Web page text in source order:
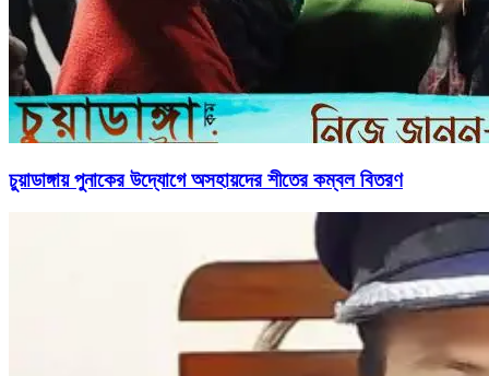
চুয়াডাঙ্গায় পুনাকের উদ্যোগে অসহায়দের শীতের কম্বল বিতরণ